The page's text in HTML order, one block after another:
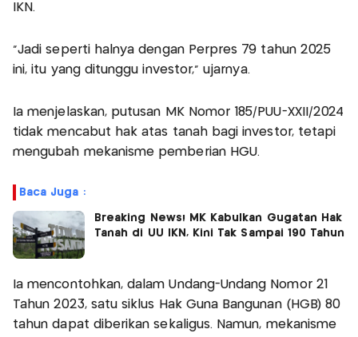
IKN.
"Jadi seperti halnya dengan Perpres 79 tahun 2025
ini, itu yang ditunggu investor," ujarnya.
Ia menjelaskan, putusan MK Nomor 185/PUU-XXII/2024
tidak mencabut hak atas tanah bagi investor, tetapi
mengubah mekanisme pemberian HGU.
Baca Juga :
Breaking News! MK Kabulkan Gugatan Hak
Tanah di UU IKN, Kini Tak Sampai 190 Tahun
Ia mencontohkan, dalam Undang-Undang Nomor 21
Tahun 2023, satu siklus Hak Guna Bangunan (HGB) 80
tahun dapat diberikan sekaligus. Namun, mekanisme